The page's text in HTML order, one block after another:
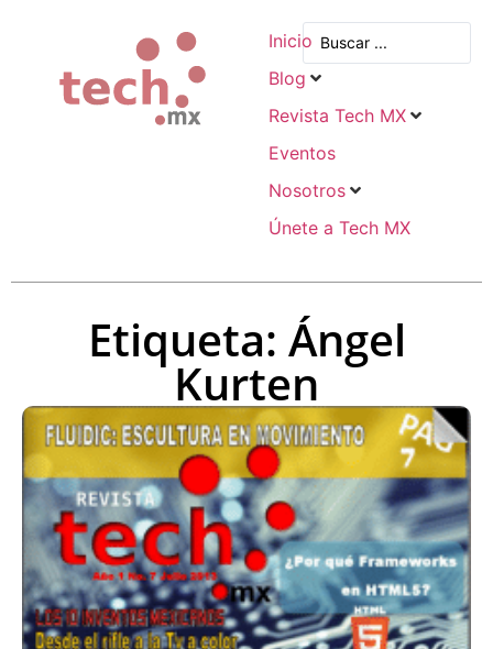
Inicio
Blog
Revista Tech MX
Eventos
Nosotros
Únete a Tech MX
Etiqueta: Ángel
Kurten